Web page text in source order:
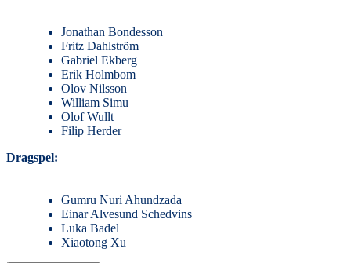
Jonathan Bondesson
Fritz Dahlström
Gabriel Ekberg
Erik Holmbom
Olov Nilsson
William Simu
Olof Wullt
Filip Herder
Dragspel:
Gumru Nuri Ahundzada
Einar Alvesund Schedvins
Luka Badel
Xiaotong Xu